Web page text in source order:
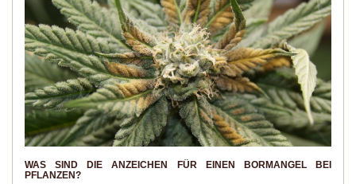
WAS SIND DIE ANZEICHEN FÜR EINEN BORMANGEL BEI
PFLANZEN?